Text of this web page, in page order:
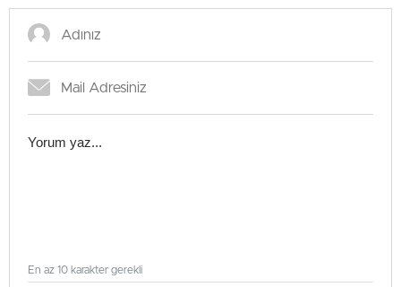
En az 10 karakter gerekli